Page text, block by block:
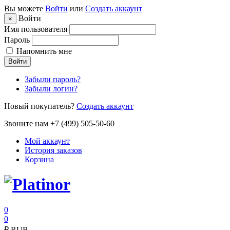
Вы можете Войти или Создать аккаунт
×
Войти
Имя пользователя
Пароль
Напомнить мне
Войти
Забыли пароль?
Забыли логин?
Новый покупатель? Создать аккаунт
Звоните нам +7 (499) 505-50-60
Мой аккаунт
История заказов
Корзина
0
0